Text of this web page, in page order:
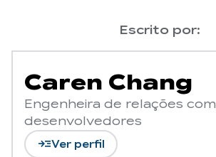
Escrito por:
Caren Chang
Engenheira de relações com
desenvolvedores
read_moreVer perfil